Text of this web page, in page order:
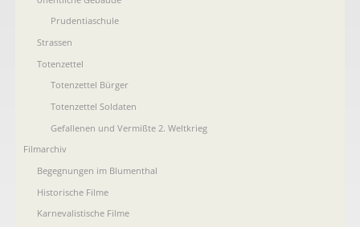
Prudentiaschule
Strassen
Totenzettel
Totenzettel Bürger
Totenzettel Soldaten
Gefallenen und Vermißte 2. Weltkrieg
Filmarchiv
Begegnungen im Blumenthal
Historische Filme
Karnevalistische Filme